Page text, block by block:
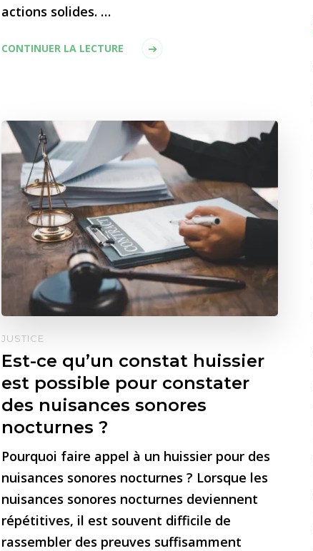
actions solides. …
CONTINUER LA LECTURE
JUSTICE
Est-ce qu’un constat huissier
est possible pour constater
des nuisances sonores
nocturnes ?
Pourquoi faire appel à un huissier pour des
nuisances sonores nocturnes ? Lorsque les
nuisances sonores nocturnes deviennent
répétitives, il est souvent difficile de
rassembler des preuves suffisamment